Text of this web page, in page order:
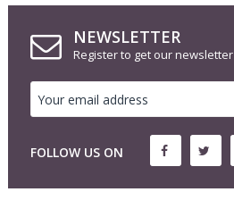
NEWSLETTER
Register to get our newsletter
FOLLOW US ON